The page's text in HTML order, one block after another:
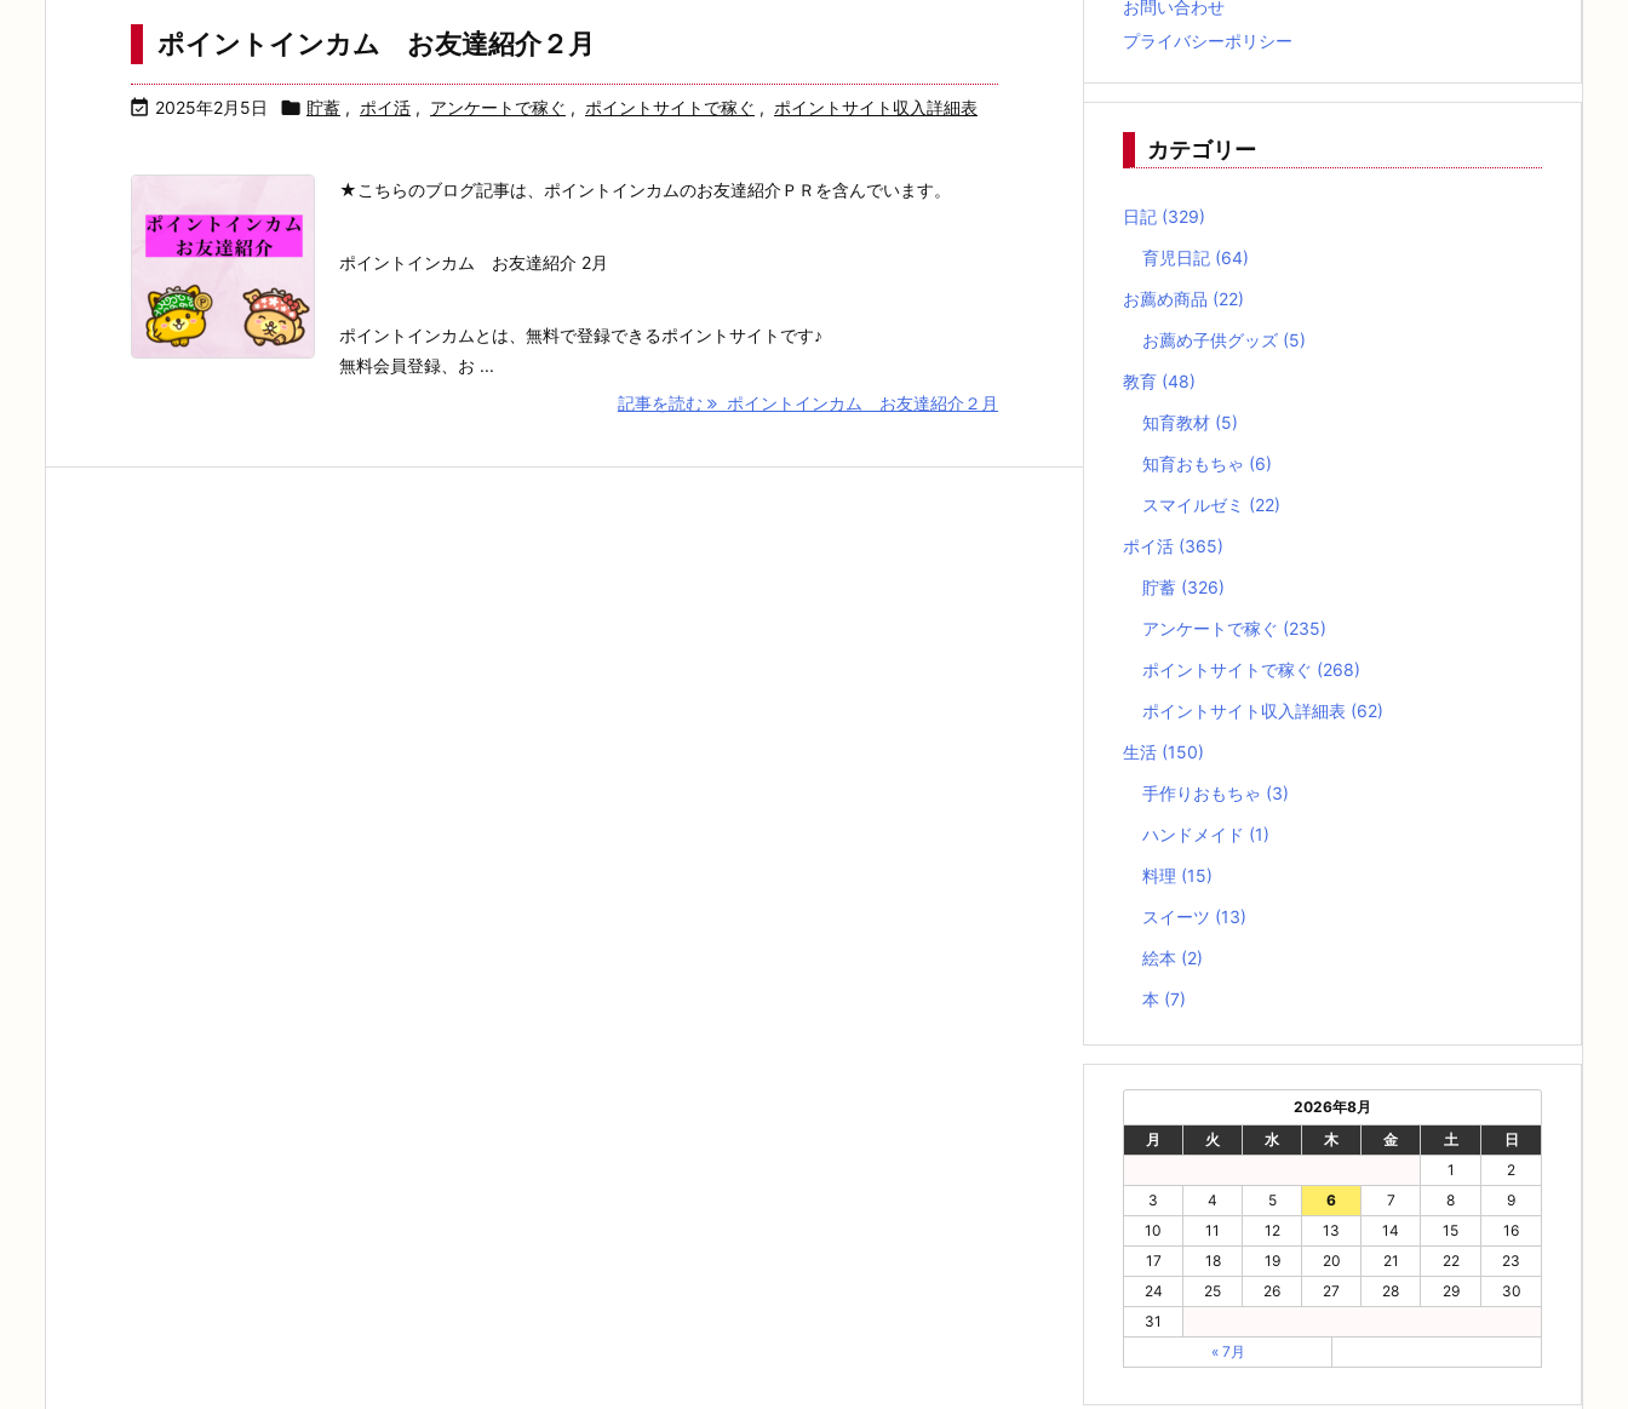
ポイントインカム お友達紹介２月
 2025年2月5日  貯蓄 , ポイ活 , アンケートで稼ぐ , ポイントサイトで稼ぐ , ポイントサイト収入詳細表
★こちらのブログ記事は、ポイントインカムのお友達紹介ＰＲを含んでいます。
ポイントインカム お友達紹介 2月
ポイントインカムとは、無料で登録できるポイントサイトです♪
無料会員登録、お ...
記事を読む
ポイントインカム お友達紹介２月
お問い合わせ
プライバシーポリシー
カテゴリー
日記 (329)
育児日記 (64)
お薦め商品 (22)
お薦め子供グッズ (5)
教育 (48)
知育教材 (5)
知育おもちゃ (6)
スマイルゼミ (22)
ポイ活 (365)
貯蓄 (326)
アンケートで稼ぐ (235)
ポイントサイトで稼ぐ (268)
ポイントサイト収入詳細表 (62)
生活 (150)
手作りおもちゃ (3)
ハンドメイド (1)
料理 (15)
スイーツ (13)
絵本 (2)
本 (7)
2026年8月
月
火 水 木 金 土
日
1
2
3
4 5 6 7 8
9
10
11 12 13 14 15
16
17
18 19 20 21 22
23
24
25 26 27 28 29
30
31
« 7月